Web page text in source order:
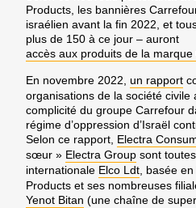
Products, les bannières
israélien avant la fin 2022, et
plus de 150 à ce jour – auront
accès aux produits de la
En novembre 2022, un rapport
organisations de la société
complicité du groupe Carrefour
régime d’oppression d’Israël
Selon ce rapport, Electra
sœur » Electra Group sont
internationale Elco Ldt, basée
Products et ses nombreuses
Yenot Bitan (une chaîne de